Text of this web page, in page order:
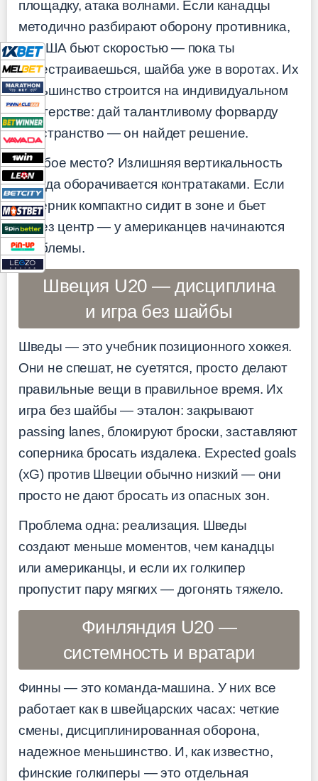
площадку, атака волнами. Если канадцы
методично разбирают оборону противника,
то США бьют скоростью — пока ты
перестраиваешься, шайба уже в воротах. Их
большинство строится на индивидуальном
мастерстве: дай талантливому форварду
пространство — он найдет решение.
Слабое место? Излишняя вертикальность
иногда оборачивается контратаками. Если
соперник компактно сидит в зоне и бьет
через центр — у американцев начинаются
проблемы.
Швеция U20 — дисциплина
и игра без шайбы
Шведы — это учебник позиционного хоккея.
Они не спешат, не суетятся, просто делают
правильные вещи в правильное время. Их
игра без шайбы — эталон: закрывают
passing lanes, блокируют броски, заставляют
соперника бросать издалека. Expected goals
(xG) против Швеции обычно низкий — они
просто не дают бросать из опасных зон.
Проблема одна: реализация. Шведы
создают меньше моментов, чем канадцы
или американцы, и если их голкипер
пропустит пару мягких — догонять тяжело.
Финляндия U20 —
системность и вратари
Финны — это команда-машина. У них все
работает как в швейцарских часах: четкие
смены, дисциплинированная оборона,
надежное меньшинство. И, как известно,
финские голкиперы — это отдельная